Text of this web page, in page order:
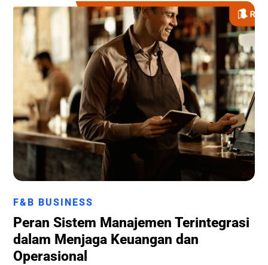
Runchise Team
F&B BUSINESS
Peran Sistem Manajemen Terintegrasi
dalam Menjaga Keuangan dan
Operasional